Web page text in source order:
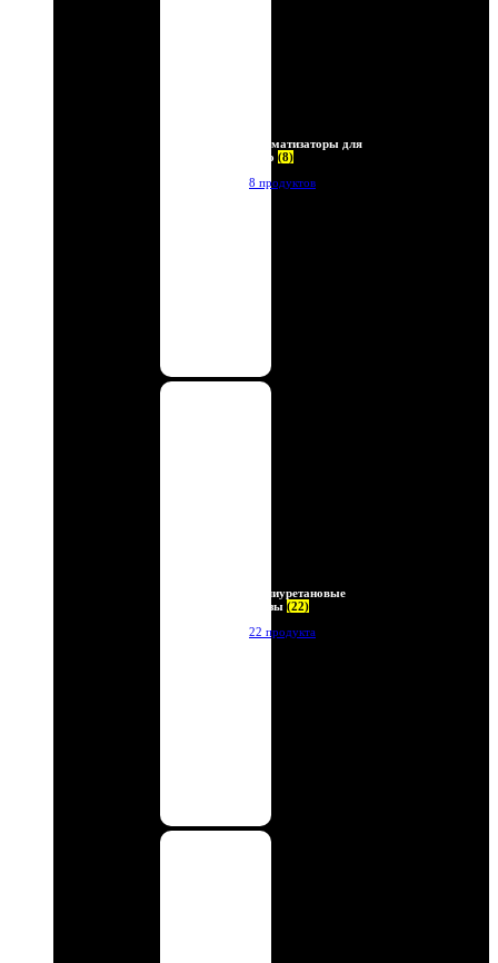
Ароматизаторы для
авто (8)
8 продуктов
Полиуретановые
линзы (22)
22 продукта